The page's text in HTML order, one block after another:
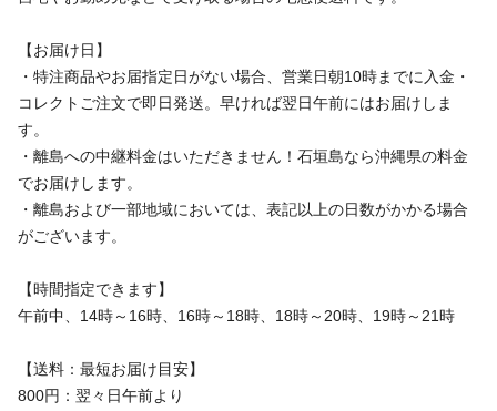
【お届け日】
・特注商品やお届指定日がない場合、営業日朝10時までに入金・
コレクトご注文で即日発送。早ければ翌日午前にはお届けしま
す。
・離島への中継料金はいただきません！石垣島なら沖縄県の料金
でお届けします。
・離島および一部地域においては、表記以上の日数がかかる場合
がございます。
【時間指定できます】
午前中、14時～16時、16時～18時、18時～20時、19時～21時
【送料：最短お届け目安】
800円：翌々日午前より